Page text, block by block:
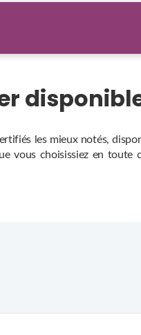
les mieux notés,
vous choisissiez en toute